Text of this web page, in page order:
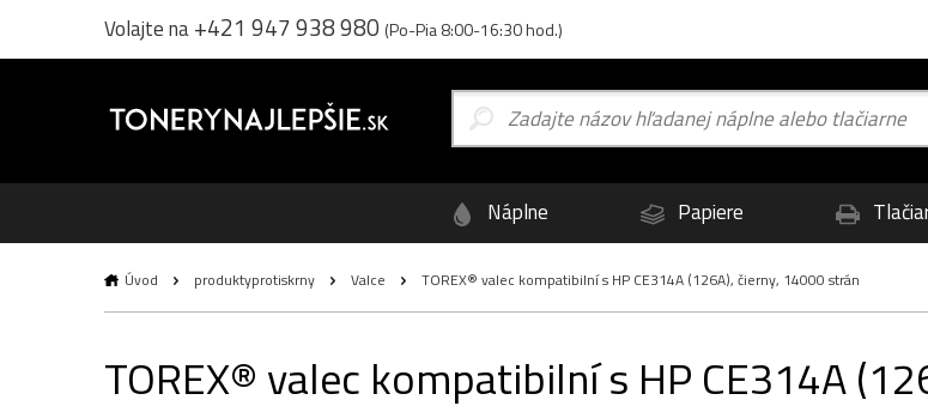
Volajte na+421 947 938 980 (Po-Pia 8:00-16:30 hod.)
Náplne Papiere
Úvod produktyprotiskrny Valce TOREX® valec kompatibilní s HP CE314A (126A), čierny, 14000 strán
TOREX® valec kompatibilní s HP CE314A